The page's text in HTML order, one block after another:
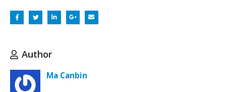
Author
Ma Canbin